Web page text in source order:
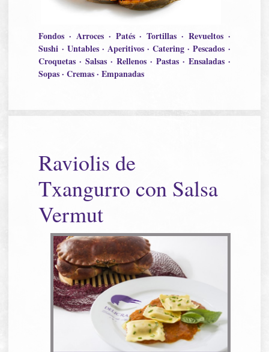
Fondos · Arroces · Patés · Tortillas · Revueltos ·
Sushi · Untables · Aperitivos · Catering · Pescados ·
Croquetas · Salsas · Rellenos · Pastas · Ensaladas ·
Sopas · Cremas · Empanadas
Raviolis de
Txangurro con Salsa
Vermut